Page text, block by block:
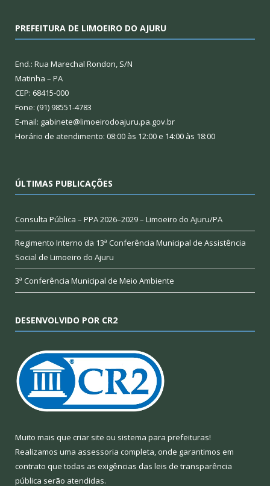
PREFEITURA DE LIMOEIRO DO AJURU
End.: Rua Marechal Rondon, S/N
Matinha – PA
CEP: 68415-000
Fone: (91) 98551-4783
E-mail: gabinete@limoeirodoajuru.pa.gov.br
Horário de atendimento: 08:00 às 12:00 e 14:00 às 18:00
ÚLTIMAS PUBLICAÇÕES
Consulta Pública – PPA 2026–2029 – Limoeiro do Ajuru/PA
Regimento Interno da 13ª Conferência Municipal de Assistência
Social de Limoeiro do Ajuru
3ª Conferência Municipal de Meio Ambiente
DESENVOLVIDO POR CR2
Muito mais que criar site ou sistema para prefeituras!
Realizamos uma assessoria completa, onde garantimos em
contrato que todas as exigências das leis de transparência
pública serão atendidas.